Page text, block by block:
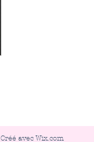
Créé avec Wix.com